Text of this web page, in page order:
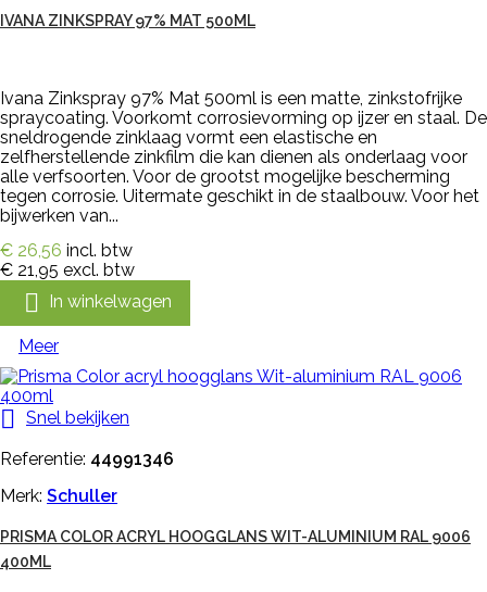
IVANA ZINKSPRAY 97% MAT 500ML
Ivana Zinkspray 97% Mat 500ml is een matte, zinkstofrijke
spraycoating. Voorkomt corrosievorming op ijzer en staal. De
sneldrogende zinklaag vormt een elastische en
zelfherstellende zinkfilm die kan dienen als onderlaag voor
alle verfsoorten. Voor de grootst mogelijke bescherming
tegen corrosie. Uitermate geschikt in de staalbouw. Voor het
bijwerken van...
€ 26,56 incl. btw
€ 21,95 excl. btw
 In winkelwagen
Meer

Snel bekijken
Referentie: 44991346
Merk: Schuller
PRISMA COLOR ACRYL HOOGGLANS WIT-ALUMINIUM RAL 9006
400ML